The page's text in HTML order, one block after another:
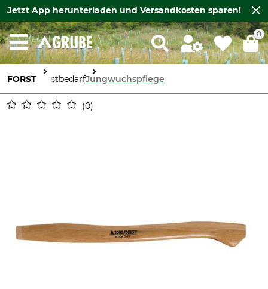
Jetzt App herunterladen und Versandkosten sparen!
0
FORST ForstbedarfJungwuchspflege
0